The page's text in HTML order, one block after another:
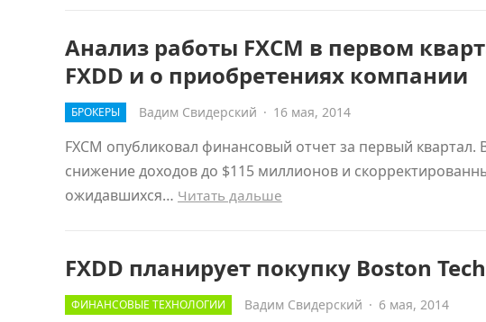
Анализ работы FXCM в первом
FXDD и о приобретениях компании
БРОКЕРЫ Вадим Свидерский · 16 мая, 2014
FXCM опубликовал финансовый отчет за первый квартал.
снижение доходов до $115 миллионов и
ожидавшихся… Читать дальше
FXDD планирует покупку Boston
ФИНАНСОВЫЕ ТЕХНОЛОГИИ Вадим Свидерский · 6 мая, 2014